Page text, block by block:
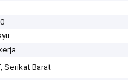
Serikat Barat